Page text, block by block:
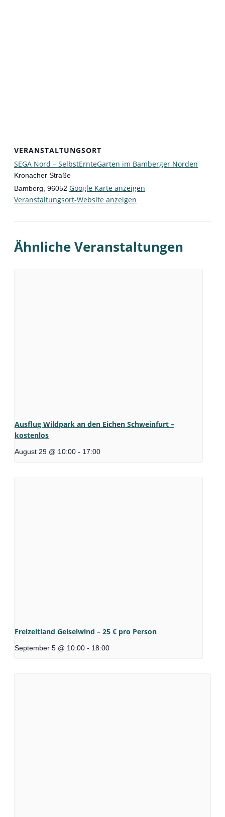
VERANSTALTUNGSORT
SEGA Nord – SelbstErnteGarten im Bamberger Norden
Kronacher Straße
Bamberg 96052 Google Karte anzeigen
Veranstaltungsort-Website anzeigen
Ähnliche Veranstaltungen
Ausflug Wildpark an den Eichen Schweinfurt –
kostenlos
August 29 @ 10:00 - 17:00
Freizeitland Geiselwind – 25 € pro Person
September 5 @ 10:00 - 18:00